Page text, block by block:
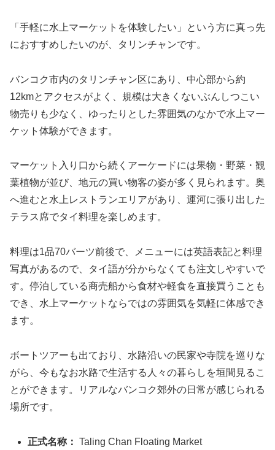
「手軽に水上マーケットを体験したい」という方に真っ先
におすすめしたいのが、タリンチャンです。
バンコク市内のタリンチャン区にあり、中心部から約
12kmとアクセスがよく、規模は大きくないぶんしつこい
物売りも少なく、ゆったりとした雰囲気のなかで水上マー
ケット体験ができます。
マーケット入り口から続くアーケードには果物・野菜・観
葉植物が並び、地元の買い物客の姿が多く見られます。奥
へ進むと水上レストランエリアがあり、運河に張り出した
テラス席でタイ料理を楽しめます。
料理は1品70バーツ前後で、メニューには英語表記と料理
写真があるので、タイ語が分からなくても注文しやすいで
す。停泊している商売船から食材や軽食を直接買うことも
でき、水上マーケットならではの雰囲気を気軽に体感でき
ます。
ボートツアーも出ており、水路沿いの民家や寺院を巡りな
がら、今もなお水路で生活する人々の暮らしを垣間見るこ
とができます。リアルなバンコク郊外の日常が感じられる
場所です。
正式名称： Taling Chan Floating Market